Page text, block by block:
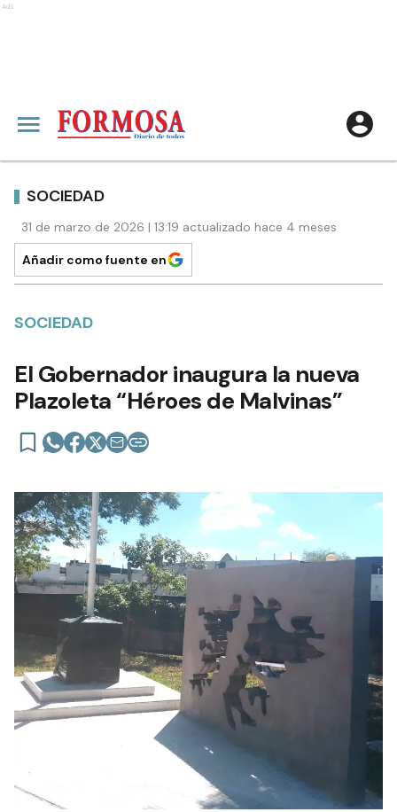
Ads
SOCIEDAD
31 de marzo de 2026 | 13:19 actualizado hace 4 meses
Añadir como fuente en
SOCIEDAD
El Gobernador inaugura la nueva
Plazoleta “Héroes de Malvinas”